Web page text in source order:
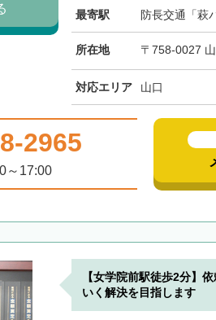
最寄駅 防長交通「萩
所在地 〒758-0027
対応エリア 山口
2965
～17:00
【女学院前駅徒歩2分】
いく解決を目指します